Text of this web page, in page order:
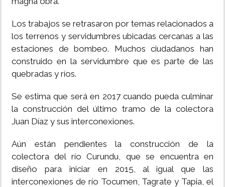
Los trabajos se retrasaron por temas relacionados a
los terrenos y servidumbres ubicadas cercanas a las
estaciones de bombeo. Muchos ciudadanos han
construido en la servidumbre que es parte de las
quebradas y ríos.
Se estima que será en 2017 cuando pueda culminar
la construcción del último tramo de la colectora
Juan Díaz y sus interconexiones.
Aún están pendientes la construcción de la
colectora del río Curundu, que se encuentra en
diseño para iniciar en 2015, al igual que las
interconexiones de río Tocumen, Tagrate y Tapia, el